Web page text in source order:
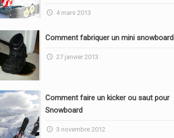
4 mars 2013
Comment fabriquer un mini snowboard
27 janvier 2013
Comment faire un kicker ou saut pour
Snowboard
3 novembre 2012